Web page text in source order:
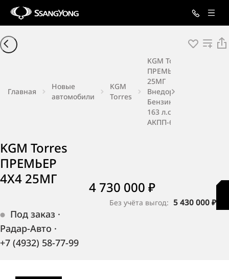
Главная
Новые
автомобили
KGM
Torres
KGM Torres
ПРЕМЬЕР 4X4
25МГ
Внедорожник
Бензин 1,5 л
163 л.с.
АКПП-6
KGM Torres
ПРЕМЬЕР
4X4 25МГ
Под заказ ·
Радар-Авто ·
+7 (4932) 58-77-99
4 730 000 ₽
Без учёта выгод: 5 430 000 ₽